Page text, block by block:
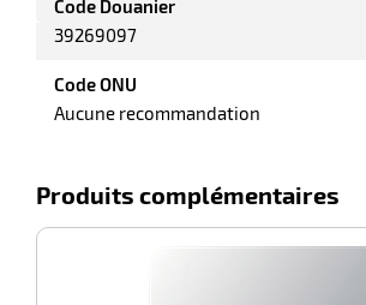
Code Douanier
39269097
Code ONU
Aucune recommandation
Produits complémentaires